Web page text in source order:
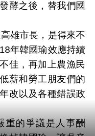
酵之後，替我們國
雄市長，是得來不
年韓國瑜效應持續
佳，再加上農漁民
薪和勞工朋友們的
改以及各種錯誤政
重的爭議是人事酬